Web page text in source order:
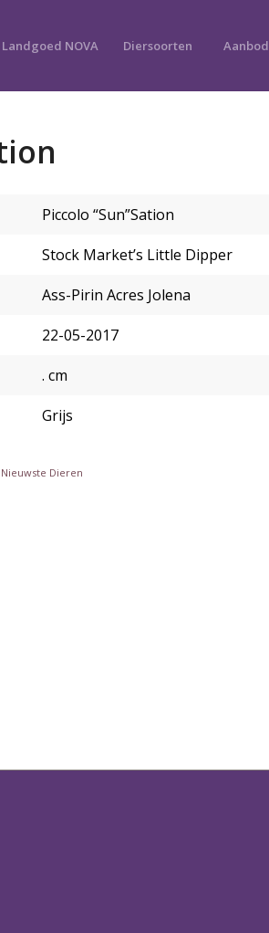
NOVA Diersoorten Aanbod
Piccolo “Sun”Sation
Stock Market’s Little Dipper
Ass-Pirin Acres Jolena
22-05-2017
. cm
Grijs
Nieuwste Dieren